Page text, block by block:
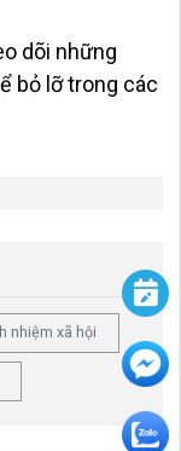
dõi những
bỏ lỡ trong các
nhiệm xã hội